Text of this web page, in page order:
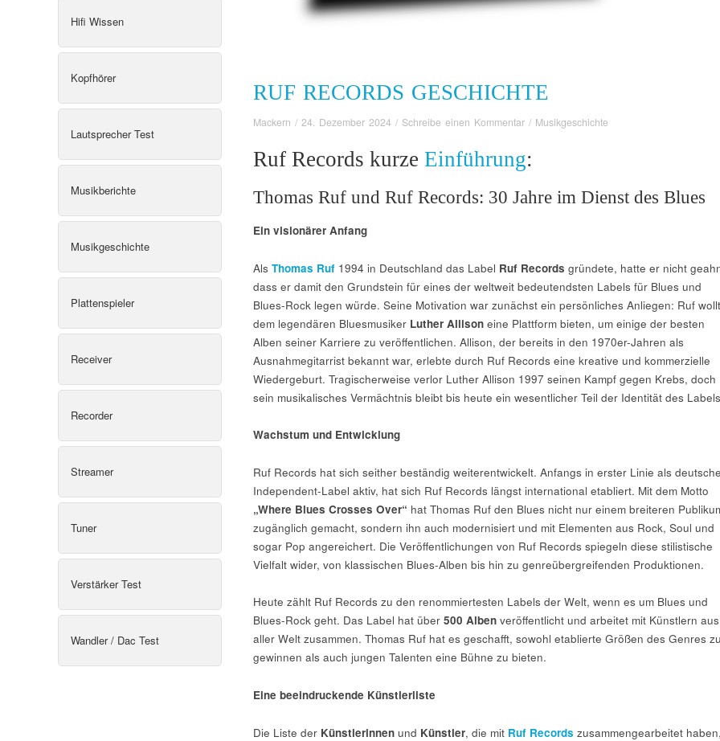
Hifi Wissen
Kopfhörer
Lautsprecher Test
Musikberichte
Musikgeschichte
Plattenspieler
Receiver
Recorder
Streamer
Tuner
Verstärker Test
Wandler / Dac Test
RUF RECORDS GESCHICHTE
Mackern / 24. Dezember 2024/ Schreibe einen Kommentar/ Musikgeschichte
Ruf Records kurze Einführung:
Thomas Ruf und Ruf Records: 30 Jahre im Dienst des Blues
Ein visionärer Anfang
Als Thomas Ruf1994 in Deutschland das Label Ruf Records gründete, hatte er nicht
dass er damit den Grundstein für eines der weltweit bedeutendsten Labels für Blues und
Blues-Rock legen würde. Seine Motivation war zunächst ein persönliches Anliegen: Ruf
dem legendären Bluesmusiker Luther Allisoneine Plattform bieten, um einige der besten
Alben seiner Karriere zu veröffentlichen. Allison, der bereits in den 1970er-Jahren als
Ausnahmegitarrist bekannt war, erlebte durch Ruf Records eine kreative und kommerzielle
Wiedergeburt. Tragischerweise verlor Luther Allison 1997 seinen Kampf gegen Krebs, doch
sein musikalisches Vermächtnis bleibt bis heute ein wesentlicher Teil der Identität des
Wachstum und Entwicklung
Ruf Records hat sich seither beständig weiterentwickelt. Anfangs in erster Linie als
Independent-Label aktiv, hat sich Ruf Records längst international etabliert. Mit dem Motto
„Where Blues Crosses Over“ hat Thomas Ruf den Blues nicht nur einem breiteren
zugänglich gemacht, sondern ihn auch modernisiert und mit Elementen aus Rock, Soul und
sogar Pop angereichert. Die Veröffentlichungen von Ruf Records spiegeln diese stilistische
Vielfalt wider, von klassischen Blues-Alben bis hin zu genreübergreifenden Produktionen.
Heute zählt Ruf Records zu den renommiertesten Labels der Welt, wenn es um Blues und
Blues-Rock geht. Das Label hat über 500 Albenveröffentlicht und arbeitet mit Künstlern aus
aller Welt zusammen. Thomas Ruf hat es geschafft, sowohl etablierte Größen des Genres zu
gewinnen als auch jungen Talenten eine Bühne zu bieten.
Eine beeindruckende Künstlerliste
Die Liste der Künstlerinnenund Künstler, die mit Ruf Records zusammengearbeitet haben,